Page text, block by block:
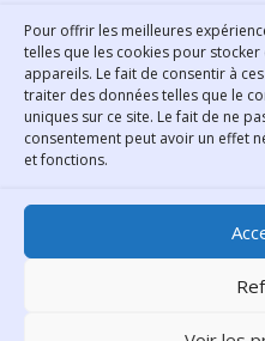
Pour offrir les meilleures
telles que les cookies pour
appareils. Le fait de consentir à
traiter des données telles que le
uniques sur ce site. Le fait de ne
consentement peut avoir un effet
et fonctions.
à la
2006,
Alagna
du